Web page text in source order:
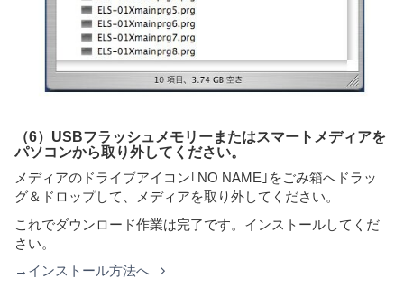
（6）USBフラッシュメモリーまたはスマートメディアを
パソコンから取り外してください。
メディアのドライブアイコン｢NO NAME｣をごみ箱へドラッ
グ＆ドロップして、メディアを取り外してください。
これでダウンロード作業は完了です。インストールしてくだ
さい。
→インストール方法へ